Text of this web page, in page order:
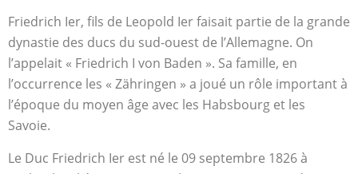
Friedrich Ier, fils de Leopold Ier faisait partie de la grande
dynastie des ducs du sud-ouest de l’Allemagne. On
l’appelait « Friedrich I von Baden ». Sa famille, en
l’occurrence les « Zähringen » a joué un rôle important à
l’époque du moyen âge avec les Habsbourg et les
Savoie.
Le Duc Friedrich Ier est né le 09 septembre 1826 à